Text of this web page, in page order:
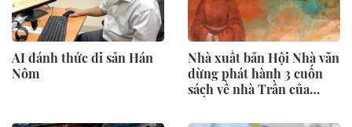
AI đánh thức di sản Hán
Nôm
Nhà xuất bản Hội Nhà văn
dừng phát hành 3 cuốn
sách về nhà Trần của